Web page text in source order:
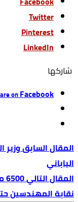
Twitter
Pinterest
LinkedIn
‫‫ شاركها‬
onFacebook
وزير
الياباني
نقابة المهندسين